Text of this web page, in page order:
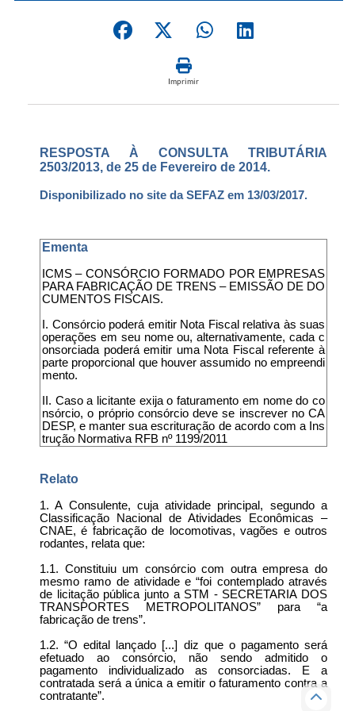
Imprimir
RESPOSTA À CONSULTA TRIBUTÁRIA
2503/2013, de 25 de Fevereiro de 2014.
Disponibilizado no site da SEFAZ em 13/03/2017.
Ementa
ICMS – CONSÓRCIO FORMADO POR EMPRESAS
PARA FABRICAÇÃO DE TRENS – EMISSÃO DE DO
CUMENTOS FISCAIS.
I. Consórcio poderá emitir Nota Fiscal relativa às suas
operações em seu nome ou, alternativamente, cada c
onsorciada poderá emitir uma Nota Fiscal referente à
parte proporcional que houver assumido no empreendi
mento.
II. Caso a licitante exija o faturamento em nome do co
nsórcio, o próprio consórcio deve se inscrever no CA
DESP, e manter sua escrituração de acordo com a Ins
trução Normativa RFB nº 1199/2011
Relato
1. A Consulente, cuja atividade principal, segundo a
Classificação Nacional de Atividades Econômicas –
CNAE, é fabricação de locomotivas, vagões e outros
rodantes, relata que:
1.1. Constituiu um consórcio com outra empresa do
mesmo ramo de atividade e “foi contemplado através
de licitação pública junto a STM - SECRETARIA DOS
TRANSPORTES METROPOLITANOS” para “a
fabricação de trens”.
1.2. “O edital lançado [...] diz que o pagamento será
efetuado ao consórcio, não sendo admitido o
pagamento individualizado as consorciadas. E a
contratada será a única a emitir o faturamento contra a
contratante”.